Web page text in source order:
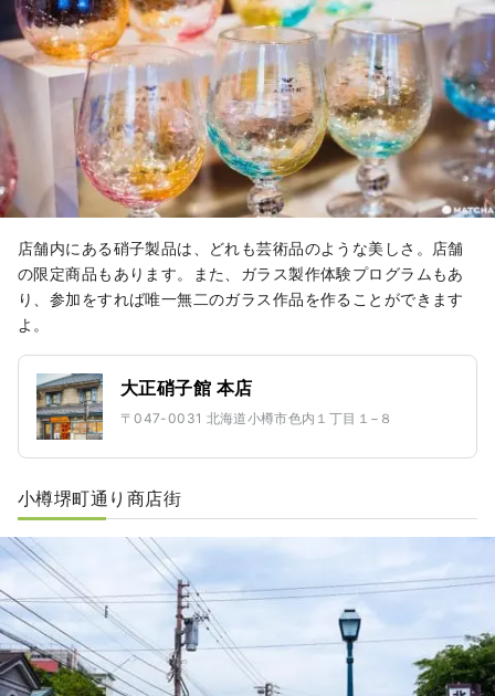
店舗内にある硝子製品は、どれも芸術品のような美しさ。店舗
の限定商品もあります。また、ガラス製作体験プログラムもあ
り、参加をすれば唯一無二のガラス作品を作ることができます
よ。
大正硝子館 本店
〒047-0031 北海道小樽市色内１丁目１−８
小樽堺町通り商店街